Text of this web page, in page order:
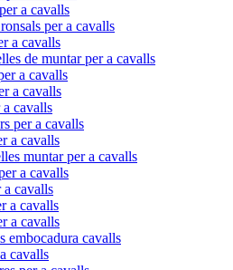
a cavalls
per a cavalls
a cavalls
de muntar per a cavalls
a cavalls
a cavalls
a cavalls
per a cavalls
a cavalls
muntar per a cavalls
a cavalls
a cavalls
a cavalls
a cavalls
embocadura cavalls
cavalls